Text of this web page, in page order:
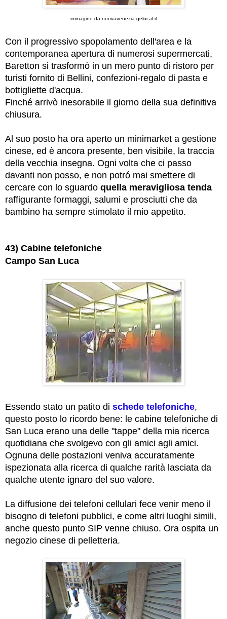
immagine da nuovavenezia.gelocal.it
Con il progressivo spopolamento dell'area e la
contemporanea apertura di numerosi supermercati,
Baretton si trasformò in un mero punto di ristoro per
turisti fornito di Bellini, confezioni-regalo di pasta e
bottigliette d'acqua.
Finché arrivò inesorabile il giorno della sua definitiva
chiusura.
Al suo posto ha ora aperto un minimarket a gestione
cinese, ed è ancora presente, ben visibile, la traccia
della vecchia insegna. Ogni volta che ci passo
davanti non posso, e non potró mai smettere di
cercare con lo sguardo quella meravigliosa tenda
raffigurante formaggi, salumi e prosciutti che da
bambino ha sempre stimolato il mio appetito.
43) Cabine telefoniche
Campo San Luca
Essendo stato un patito di schede telefoniche,
questo posto lo ricordo bene: le cabine telefoniche di
San Luca erano una delle "tappe" della mia ricerca
quotidiana che svolgevo con gli amici agli amici.
Ognuna delle postazioni veniva accuratamente
ispezionata alla ricerca di qualche rarità lasciata da
qualche utente ignaro del suo valore.
La diffusione dei telefoni cellulari fece venir meno il
bisogno di telefoni pubblici, e come altri luoghi simili,
anche questo punto SIP venne chiuso. Ora ospita un
negozio cinese di pelletteria.